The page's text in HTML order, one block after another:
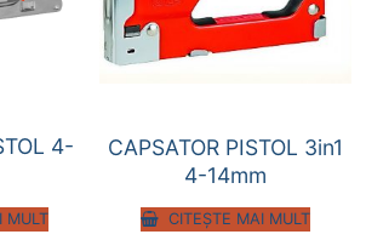
4-
MULT
CAPSATOR PISTOL 3in1
4-14mm
CITEȘTE MAI MULT